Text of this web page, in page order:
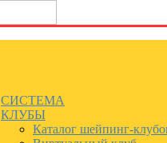
СИСТЕМА
КЛУБЫ
Каталог шейпинг-